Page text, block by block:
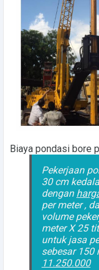
Biaya pondasi bore
Pekerjaan
30 cm
dengan
per meter ,
volume
meter X 25
untuk jasa
sebesar 150
11.250.000